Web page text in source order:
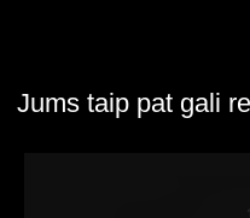
Jums taip pat gali